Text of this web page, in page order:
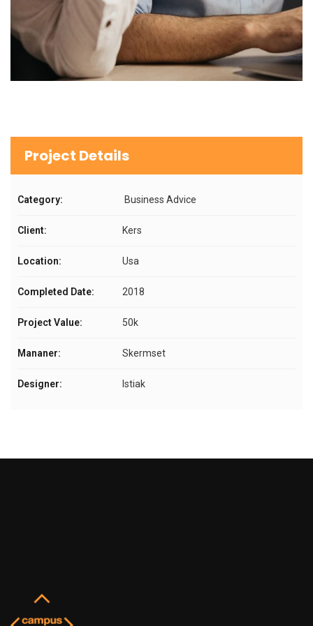
Project Details
Category: Business Advice
Client: Kers
Location: Usa
Completed Date: 2018
Project Value: 50k
Mananer: Skermset
Designer: Istiak